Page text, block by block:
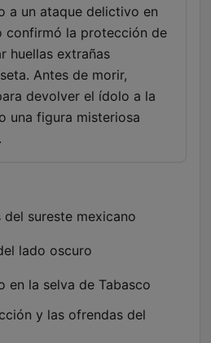
a un ataque delictivo en
confirmó la protección de
huellas extrañas
Antes de morir,
devolver el ídolo a la
una figura misteriosa
del sureste mexicano
lado oscuro
en la selva de Tabasco
y las ofrendas del